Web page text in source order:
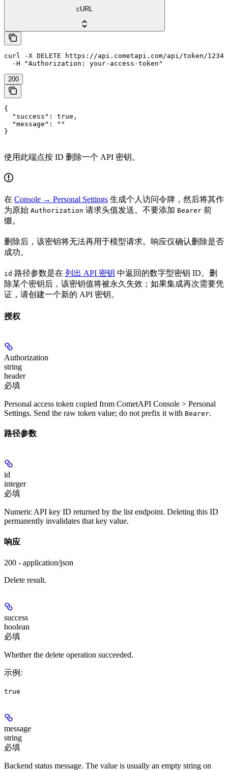
cURL
curl -X DELETE https://api.cometapi.com/api/token/
  -H "Authorization: your-access-token"
200
{
  "success": true,
  "message": ""
}
使用此端点按 ID 删除一个 API 密钥。
在 Console → Personal Settings 生成个人访问令牌，然后将其作
为原始 Authorization 请求头值发送。不要添加 Bearer 前
缀。
删除后，该密钥将无法再用于模型请求。响应仅确认删除是否
成功。
id 路径参数是在 列出 API 密钥 中返回的数字型密钥 ID。删
除某个密钥后，该密钥值将被永久失效；如果集成再次需要凭
证，请创建一个新的 API 密钥。
授权
Authorization
string
header
必填
Personal access token copied from CometAPI Console > Personal
Settings. Send the raw token value; do not prefix it with Bearer.
路径参数
id
integer
必填
Numeric API key ID returned by the list endpoint. Deleting this ID
permanently invalidates that key value.
响应
200 - application/json
Delete result.
success
boolean
必填
Whether the delete operation succeeded.
示例 :
true
message
string
必填
Backend status message. The value is usually an empty string on